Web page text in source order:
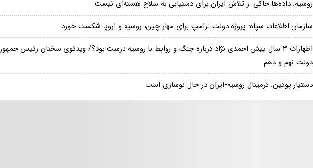
روسیه: داده‌ها حاکی از تلاش ایران برای دستیابی به سلاح هسته‌ای نیست
سازمان اطلاعات سپاه: پروژه دولت ترامپ برای مهار چین، روسیه و اروپا شکست خورد
اظهارات ۳ سال پیش احمدی نژاد درباره جنگ و روابط با روسیه درست بود؟/ ویدئوی سخنان رئیس جمهور
دولت نهم و دهم
دستیار پوتین: ترمینال روسیه-ایران در حال نوسازی است